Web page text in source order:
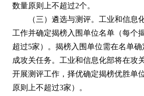
数量原则上不超过2个。
（三）遴选与测评。 工业和信息
工作并确定揭榜入围单位名单（每个
超过5家）。揭榜入围单位需在名单
成攻关任务。工业和信息化部将在攻
开展测评工作，择优确定揭榜优胜单
原则上不超过3家）。